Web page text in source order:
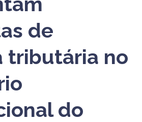
de
tributária no
do